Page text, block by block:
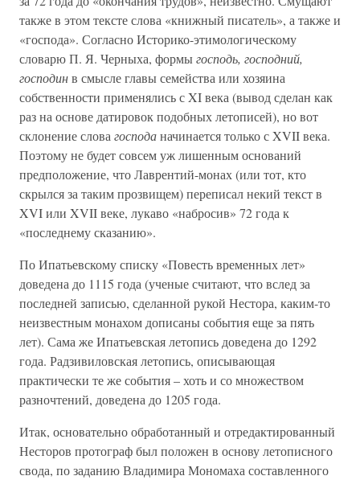
также в этом тексте слова «книжный писатель», а также и
«господа». Согласно Историко-этимологическому
словарю П. Я. Черныха, формыгосподь, господний,
господинв смысле главы семейства или хозяина
собственности применялись с XI века (вывод сделан как
раз на основе датировок подобных летописей), но вот
склонение слова господаначинается только с XVII века.
Поэтому не будет совсем уж лишенным оснований
предположение, что Лаврентий-монах (или тот, кто
скрылся за таким прозвищем) переписал некий текст в
XVI или XVII веке, лукаво «набросив» 72 года к
«последнему сказанию».
По Ипатьевскому списку «Повесть временных лет»
доведена до 1115 года (ученые считают, что вслед за
последней записью, сделанной рукой Нестора, каким-то
неизвестным монахом дописаны события еще за пять
лет). Сама же Ипатьевская летопись доведена до 1292
года. Радзивиловская летопись, описывающая
практически те же события – хоть и со множеством
разночтений, доведена до 1205 года.
Итак, основательно обработанный и отредактированный
Несторов протограф был положен в основу летописного
свода, по заданию Владимира Мономаха составленного